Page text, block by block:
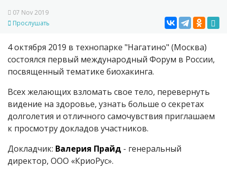
07 Nov 2019
Прослушать
4 октября 2019 в технопарке "Нагатино" (Москва)
состоялся первый международный Форум в России,
посвященный тематике биохакинга.
Всех желающих взломать свое тело, перевернуть
видение на здоровье, узнать больше о секретах
долголетия и отличного самочувствия приглашаем
к просмотру докладов участников.
Докладчик: Валерия Прайд - генеральный
директор, ООО «КриоРус».